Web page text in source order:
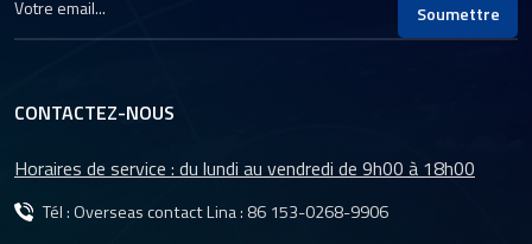
Soumettre
CONTACTEZ-NOUS
Horaires de service : du lundi au vendredi de 9h00 à 18h00
Tél : Overseas contact Lina : 86 153-0268-9906